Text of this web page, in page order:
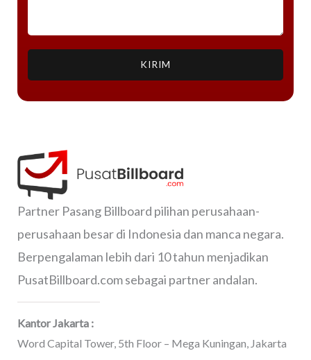
KIRIM
Partner Pasang Billboard pilihan perusahaan-
perusahaan besar di Indonesia dan manca negara.
Berpengalaman lebih dari 10 tahun menjadikan
PusatBillboard.com sebagai partner andalan.
Kantor Jakarta :
Word Capital Tower, 5th Floor – Mega Kuningan, Jakarta